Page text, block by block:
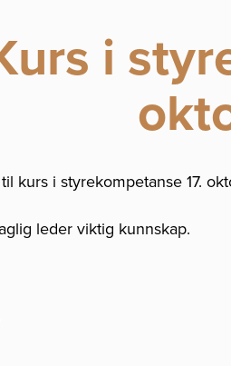
i
kurs i styrekompetanse 17.
leder viktig kunnskap.